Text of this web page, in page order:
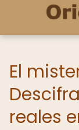
El
reales